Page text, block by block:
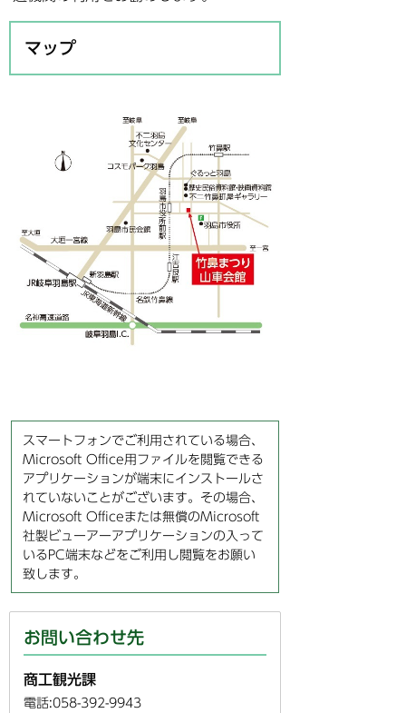
マップ
スマートフォンでご利用されている場合、
Microsoft Office用ファイルを閲覧できる
アプリケーションが端末にインストールさ
れていないことがございます。その場合、
Microsoft Officeまたは無償のMicrosoft
社製ビューアーアプリケーションの入って
いるPC端末などをご利用し閲覧をお願い
致します。
お問い合わせ先
商工観光課
電話:058-392-9943